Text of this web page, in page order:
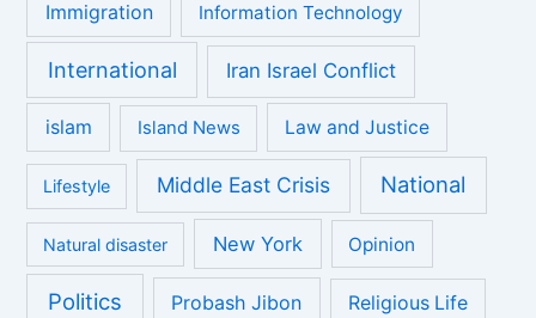
Immigration Information Technology
International Iran Israel Conflict
islam Island News Law and Justice
Lifestyle Middle East Crisis National
Natural disaster New York Opinion
Politics Probash Jibon Religious Life